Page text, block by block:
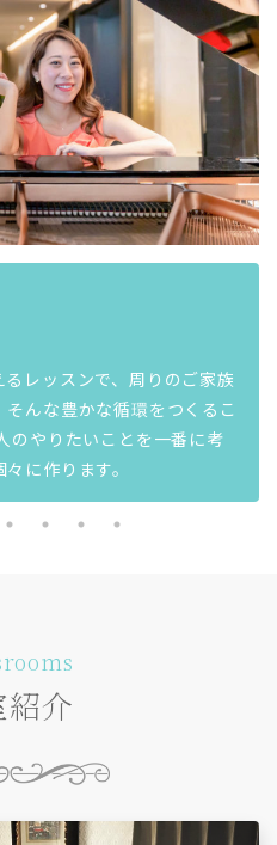
レッスンで、周りのご家族
んな豊かな循環をつくるこ
のやりたいことを一番に考
に作ります。
介